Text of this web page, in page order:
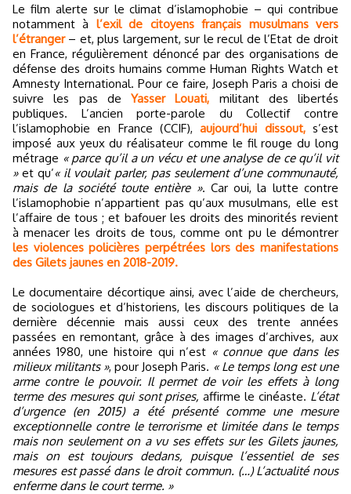
Le film alerte sur le climat d’islamophobie – qui contribue
notamment à l’exil de citoyens français musulmans vers
l’étranger– et, plus largement, sur le recul de l’Etat de droit
en France, régulièrement dénoncé par des organisations de
défense des droits humains comme Human Rights Watch et
Amnesty International. Pour ce faire, Joseph Paris a choisi de
suivre les pas de Yasser Louati, militant des libertés
publiques. L’ancien porte-parole du Collectif contre
l’islamophobie en France (CCIF),aujourd’hui dissout,s’est
imposé aux yeux du réalisateur comme le fil rouge du long
métrage « parce qu’il a un vécu et une analyse de ce qu’il vit
»et qu’« il voulait parler, pas seulement d’une communauté,
mais de la société toute entière ». Car oui, la lutte contre
l’islamophobie n’appartient pas qu’aux musulmans, elle est
l’affaire de tous ; et bafouer les droits des minorités revient
à menacer les droits de tous, comme ont pu le démontrer
les violences policières perpétrées lors des manifestations
des Gilets jaunes en 2018-2019.
Le documentaire décortique ainsi, avec l’aide de chercheurs,
de sociologues et d’historiens, les discours politiques de la
dernière décennie mais aussi ceux des trente années
passées en remontant, grâce à des images d’archives, aux
années 1980, une histoire qui n’est « connue que dans les
milieux militants », pour Joseph Paris. « Le temps long est une
arme contre le pouvoir. Il permet de voir les effets à long
terme des mesures qui sont prises, affirme le cinéaste. L’état
d’urgence (en 2015) a été présenté comme une mesure
exceptionnelle contre le terrorisme et limitée dans le temps
mais non seulement on a vu ses effets sur les Gilets jaunes,
mais on est toujours dedans, puisque l’essentiel de ses
mesures est passé dans le droit commun. (…) L’actualité nous
enferme dans le court terme. »